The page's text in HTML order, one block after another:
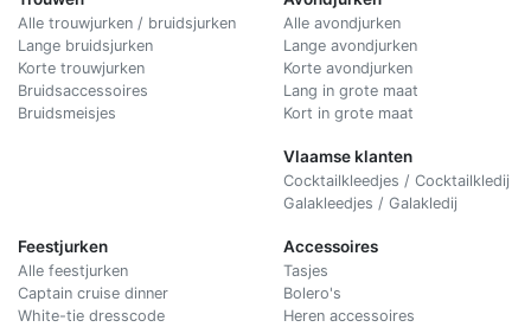
Alle trouwjurken / bruidsjurken
Lange bruidsjurken
Korte trouwjurken
Bruidsaccessoires
Bruidsmeisjes
Alle avondjurken
Lange avondjurken
Korte avondjurken
Lang in grote maat
Kort in grote maat
Vlaamse klanten
Cocktailkleedjes / Cocktailkledij
Galakleedjes / Galakledij
Feestjurken
Alle feestjurken
Captain cruise dinner
White-tie dresscode
Accessoires
Tasjes
Bolero's
Heren accessoires